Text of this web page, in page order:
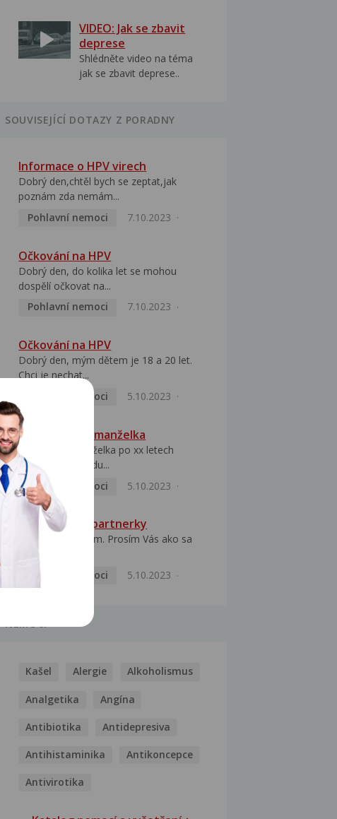
VIDEO: Jak se zbavit
deprese
Shlédněte video na téma
jak se zbavit deprese..
SOUVISEJÍCÍ DOTAZY Z PORADNY
Informace o HPV virech
Dobrý den,chtěl bych se zeptat,jak
poznám zda nemám...
Pohlavní nemoci
7.10.2023
Očkování na HPV
Dobrý den, do kolika let se mohou
dospělí očkovat na...
Pohlavní nemoci
7.10.2023
Očkování na HPV
Dobrý den, mým dětem je 18 a 20 let.
Chci je nechat...
Pohlavní nemoci
5.10.2023
HPV pozitivní manželka
Dobrý den, manželka po xx letech
přivezla z Východu...
Pohlavní nemoci
5.10.2023
HPV typ 52 u partnerky
Dobrý deň prajem. Prosím Vás ako sa
Pohlavní nemoci
5.10.2023
NEMOCI
Kašel Alergie Alkoholismus
Analgetika Angína
Antibiotika Antidepresiva
Antihistaminika Antikoncepce
Antivirotika